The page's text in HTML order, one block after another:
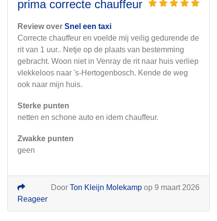
prima correcte chauffeur
Review over Snel een taxi
Correcte chauffeur en voelde mij veilig gedurende de
rit van 1 uur.. Netje op de plaats van bestemming
gebracht. Woon niet in Venray de rit naar huis verliep
vlekkeloos naar 's-Hertogenbosch. Kende de weg
ook naar mijn huis.
Sterke punten
netten en schone auto en idem chauffeur.
Zwakke punten
geen
Door Ton Kleijn Molekamp op 9 maart 2026
Reageer